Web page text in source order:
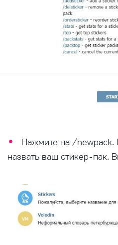
Нажмите на /newpack.
назвать ваш стикер-пак.